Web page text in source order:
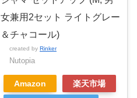
女兼用2セット ライトグレー
＆チャコール)
created by Rinker
Nutopia
Amazon 楽天市場